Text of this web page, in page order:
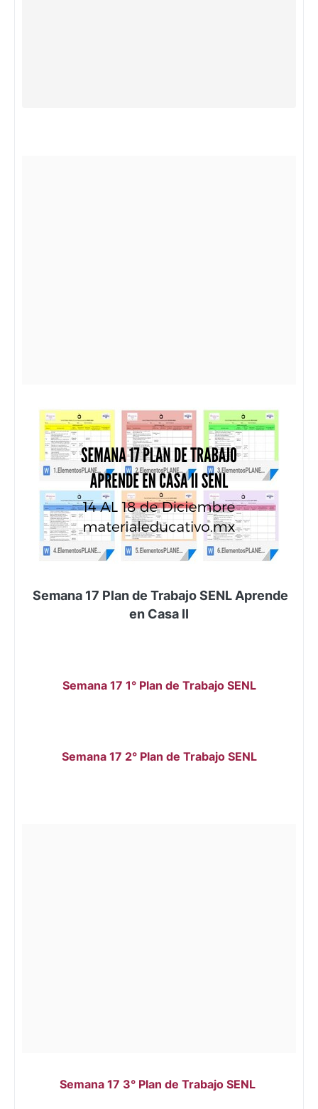
Semana 17 Plan de Trabajo SENL Aprende
en Casa II
Semana 17 1° Plan de Trabajo SENL
Semana 17 2° Plan de Trabajo SENL
Semana 17 3° Plan de Trabajo SENL